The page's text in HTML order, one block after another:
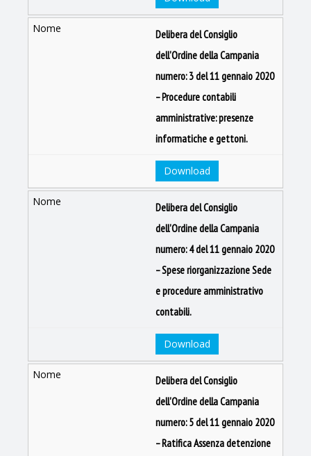
Delibera del Consiglio
dell'Ordine della Campania
numero: 3 del 11 gennaio 2020
– Procedure contabili
amministrative: presenze
informatiche e gettoni.
Download
Delibera del Consiglio
dell'Ordine della Campania
numero: 4 del 11 gennaio 2020
– Spese riorganizzazione Sede
e procedure amministrativo
contabili.
Download
Delibera del Consiglio
dell'Ordine della Campania
numero: 5 del 11 gennaio 2020
– Ratifica Assenza detenzione